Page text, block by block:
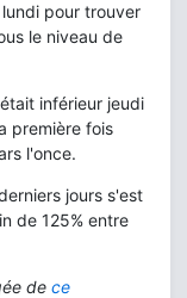
pour trouver
le niveau de
était inférieur jeudi
première fois
l'once.
jours s'est
de 125% entre
de ce